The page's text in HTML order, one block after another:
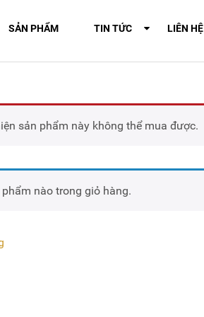
SẢN PHẨM TIN TỨC LIÊN HỆ
sản phẩm này không thể mua được.
nào trong giỏ hàng.